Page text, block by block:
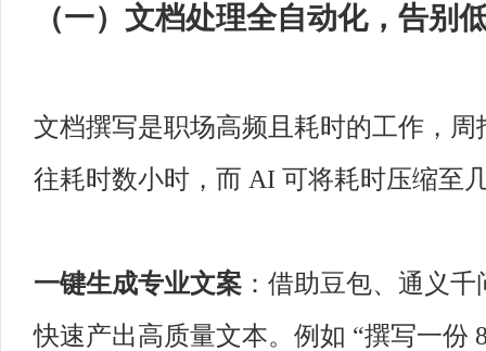
（一）文档处理全自动化，告别
文档撰写是职场高频且耗时的工作，
往耗时数小时，而 AI 可将耗时压缩至
一键生成专业文案 ：借助豆包、通义
快速产出高质量文本。例如 “撰写一份